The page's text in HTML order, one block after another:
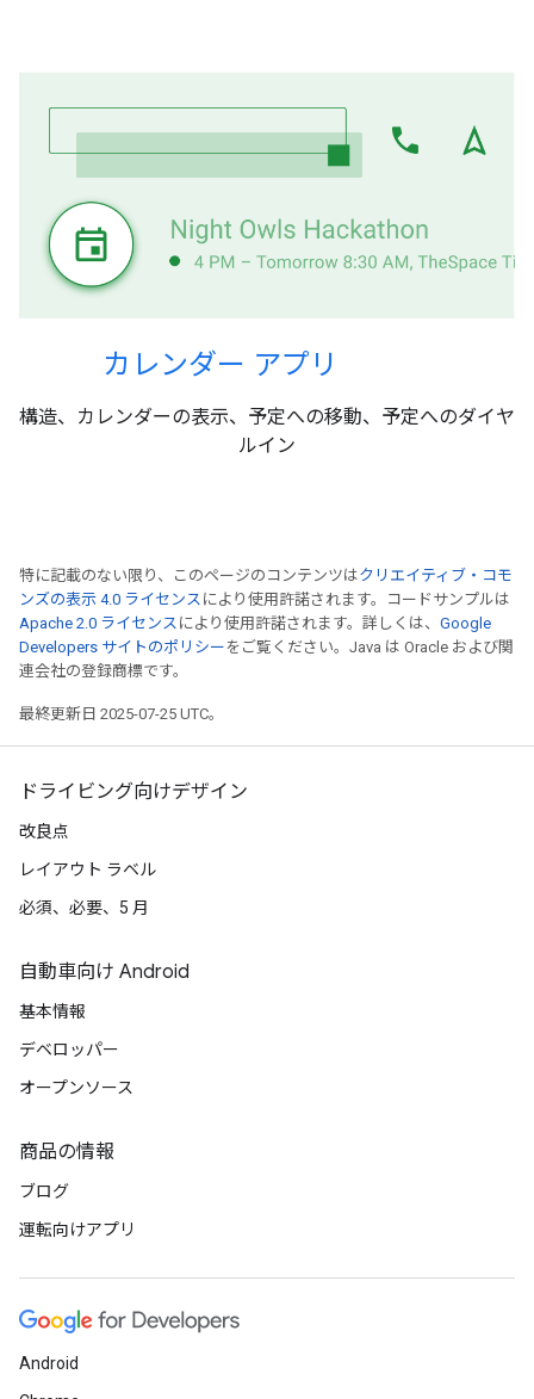
カレンダー アプリ
構造、カレンダーの表示、予定への移動、予定へのダイヤ
ルイン
特に記載のない限り、このページのコンテンツはクリエイティブ・コモ
ンズの表示 4.0 ライセンス により使用許諾されます。コードサンプルは
Apache 2.0 ライセンス により使用許諾されます。詳しくは、 Google
Developers サイトのポリシー をご覧ください。Java は Oracle および関
連会社の登録商標です。
最終更新日 2025-07-25 UTC。
ドライビング向けデザイン
改良点
レイアウト ラベル
必須、必要、5 月
自動車向け Android
基本情報
デベロッパー
オープンソース
商品の情報
ブログ
運転向けアプリ
Android